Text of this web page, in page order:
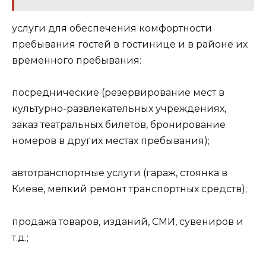
услуги для обеспечения комфортности
пребывания гостей в гостинице и в районе их
временного пребывания:
посреднические (резервирование мест в
культурно-развлекательных учреждениях,
заказ театральных билетов, бронирование
номеров в других местах пребывания);
автотранспортные услуги (гараж, стоянка в
Киеве, мелкий ремонт транспортных средств);
продажа товаров, изданий, СМИ, сувениров и
т.д.;